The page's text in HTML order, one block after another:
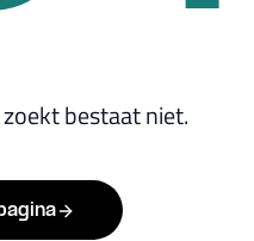
bestaat niet.